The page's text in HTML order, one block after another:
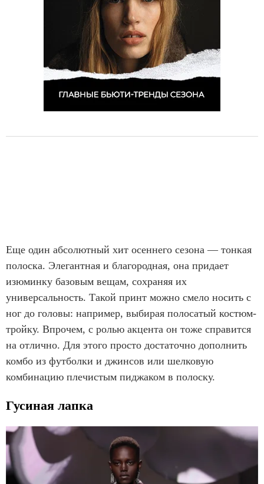
Еще один абсолютный хит осеннего сезона — тонкая
полоска. Элегантная и благородная, она придает
изюминку базовым вещам, сохраняя их
универсальность. Такой принт можно смело носить с
ног до головы: например, выбирая полосатый костюм-
тройку. Впрочем, с ролью акцента он тоже справится
на отлично. Для этого просто достаточно дополнить
комбо из футболки и джинсов или шелковую
комбинацию плечистым пиджаком в полоску.
Гусиная лапка